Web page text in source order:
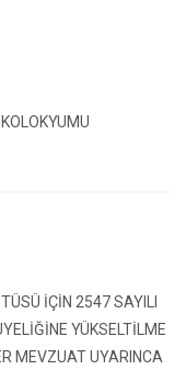
İÇİN 2547 SAYILI
YÜKSELTİLME
MEVZUAT UYARINCA